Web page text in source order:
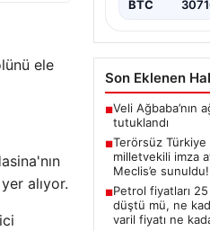
ele
alıyor.
Milletvekilinin
BTC
Son Eklenen
■Veli Ağbaba’nın
tutuklandı
■Terörsüz Türkiye
milletvekili imza
Meclis’e
■Petrol fiyatları
düştü mü, ne
varil fiyatı ne